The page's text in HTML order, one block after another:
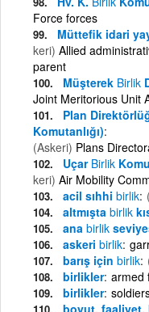
Force forces
Müttefik idari
keri) Allied
parent
Müşterek Birlik
Joint Meritorious Unit
Plan
Komutanlığı)
(Askeri) Plans
Uçar Birlik
keri) Air Mobility
acil sıhhi birlik
altmışta birlik
ana birlik
askeri birlik
barış için birlik
birlikler armed
birlikler
boyut, faaliyet,